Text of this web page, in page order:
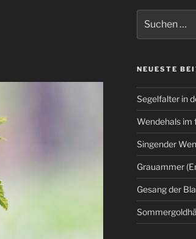
nach:
NEUESTE
Segelfalter in
Wendehals im
Singender
Grauammer
Gesang der